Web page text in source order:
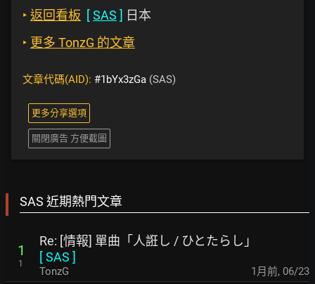
‣ 返回看板 [SAS ] 日本
‣ 更多 TonzG 的文章
文章代碼(AID): #1bYx3zGa (SAS)
更多分享選項
關閉廣告 方便截圖
SAS 近期熱門文章
1
1
Re: [情報] 單曲「人誑し / ひとたらし」
[SAS ]
TonzG 1月前, 06/23